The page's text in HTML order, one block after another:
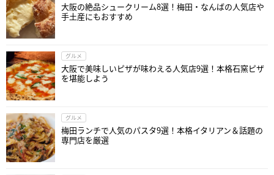
大阪の絶品シュークリーム8選！梅田・なんばの人気店や
手土産にもおすすめ
グルメ
大阪で美味しいピザが味わえる人気店9選！本格石窯ピザ
を堪能しよう
グルメ
梅田ランチで人気のパスタ9選！本格イタリアン＆話題の
専門店を厳選